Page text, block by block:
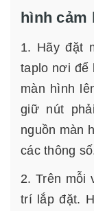
hình cảm
1. Hãy đặt
taplo nơi để
màn hình
giữ nút
nguồn màn
các thông
2. Trên mỗi
trí lắp đặt.